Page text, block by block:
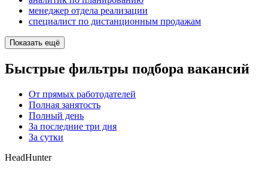
менеджер отдела реализации
специалист по дистанционным продажам
Показать ещё
Быстрые фильтры подбора вакансий
От прямых работодателей
Полная занятость
Полный день
За последние три дня
За сутки
HeadHunter